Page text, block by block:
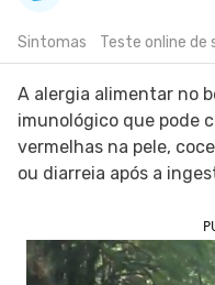
BEM-ESTAR
SIGA O TUA
Sintomas Teste online de
A alergia alimentar no
imunológico que pode
vermelhas na pele,
ou diarreia após a